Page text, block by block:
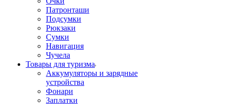
Патронташи
Подсумки
Рюкзаки
Сумки
Навигация
Чучела
Товары для туризма
Аккумуляторы и зарядные
устройства
Фонари
Заплатки